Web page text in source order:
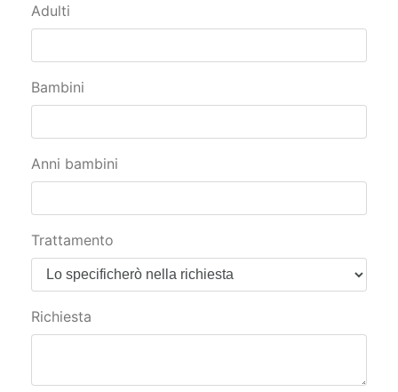
Adulti
Bambini
Anni bambini
Trattamento
Richiesta